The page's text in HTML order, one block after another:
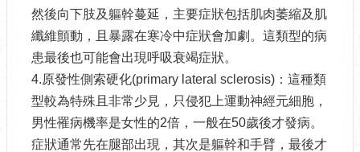
然後向下肢及軀幹蔓延，主要症狀包括肌肉萎縮及肌
纖維顫動，且暴露在寒冷中症狀會加劇。這類型的病
患最後也可能會出現呼吸衰竭症狀。
4.原發性側索硬化(primary lateral sclerosis)：這種類
型較為特殊且非常少見，只侵犯上運動神經元細胞，
男性罹病機率是女性的2倍，一般在50歲後才發病。
症狀通常先在腿部出現，其次是軀幹和手臂，最後才